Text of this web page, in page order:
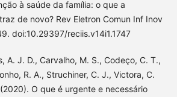
à saúde da família: o que a
de novo? Rev Eletron Comun Inf Inov
doi:10.29397/reciis.v14i1.1747
A. J. D., Carvalho, M. S., Codeço, C. T.,
R. A., Struchiner, C. J., Victora, C.
O que é urgente e necessário